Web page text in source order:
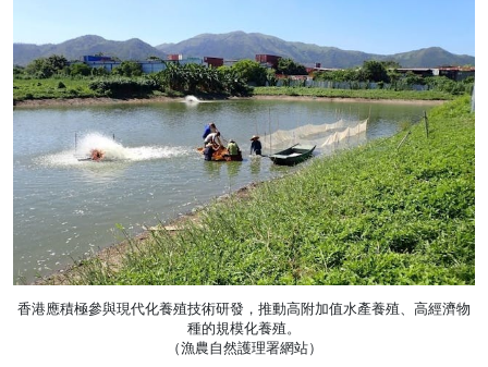
香港應積極參與現代化養殖技術研發，推動高附加值水產養殖、高經濟物
種的規模化養殖。
（漁農自然護理署網站）